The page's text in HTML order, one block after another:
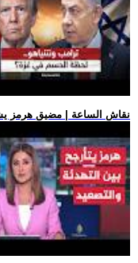
.. نقاش الساعة | مضيق هرمز